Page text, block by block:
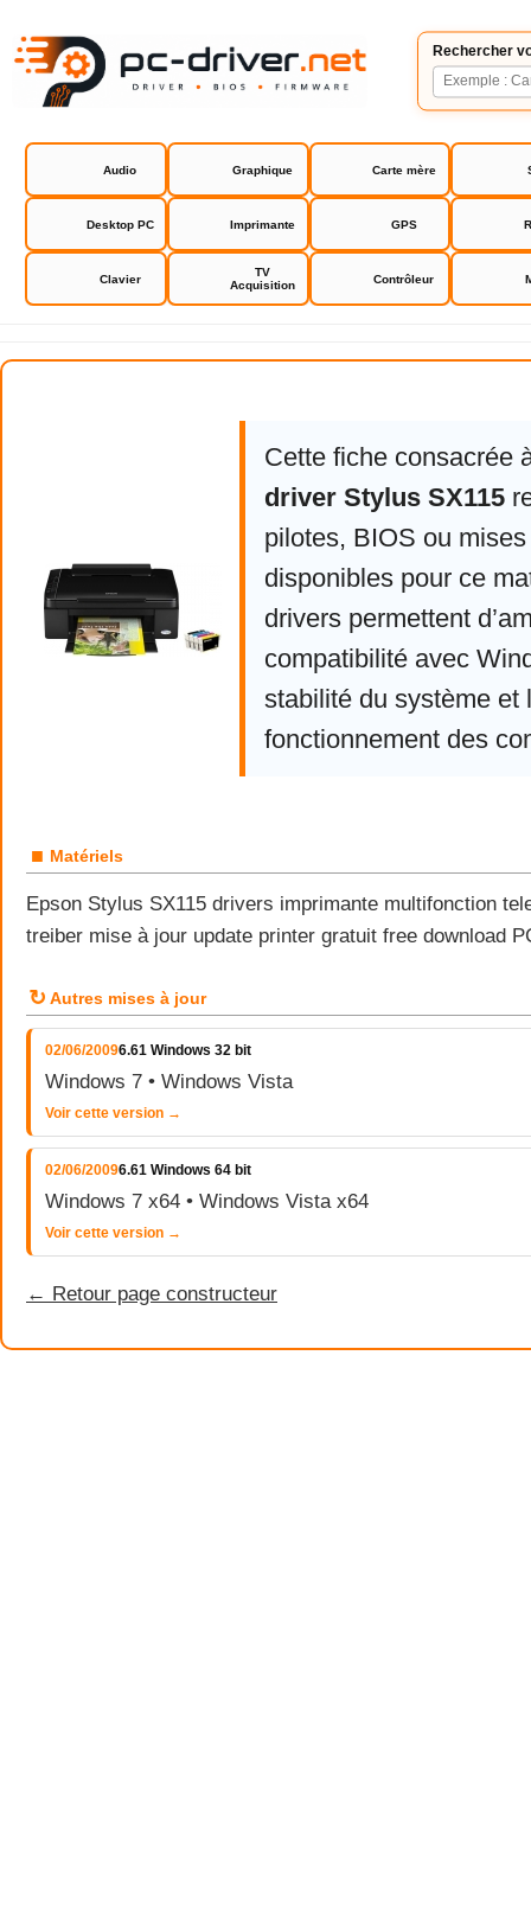
Rechercher
Audio Graphique Carte mère
Desktop PC Imprimante GPS
Clavier
TV
Acquisition
Contrôleur
Epson driver Stylus SX115
Cette fiche consacrée
driver Stylus SX115
pilotes, BIOS ou
disponibles pour ce
drivers permettent
compatibilité avec
stabilité du système et
fonctionnement des
■ Matériels
Epson Stylus SX115 drivers imprimante multifonction
treiber mise à jour update printer gratuit free download
↻ Autres mises à jour
02/06/20096.61 Windows 32 bit
Windows 7 • Windows Vista
Voir cette version →
02/06/20096.61 Windows 64 bit
Windows 7 x64 • Windows Vista x64
Voir cette version →
← Retour page constructeur